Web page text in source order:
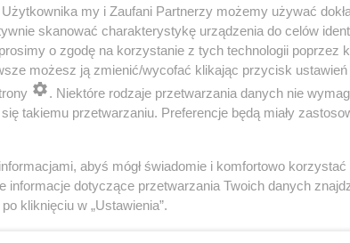
mleko w kilka sekund? Opowiedz historię
reklama
Użytkownika my i Zaufani Partnerzy możemy używać
skanować charakterystykę urządzenia do celów
o zgodę na korzystanie z tych technologii poprzez
możesz ją zmienić/wycofać klikając przycisk
. Niektóre rodzaje przetwarzania danych nie
takiemu przetwarzaniu. Preferencje będą miały
abyś mógł świadomie i komfortowo
informacje dotyczące przetwarzania Twoich danych
kliknięciu w „Ustawienia”.